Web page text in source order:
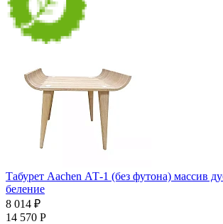
Табурет Aachen АТ-1 (без футона) массив
беление
8 014 ₽
14 570 Р